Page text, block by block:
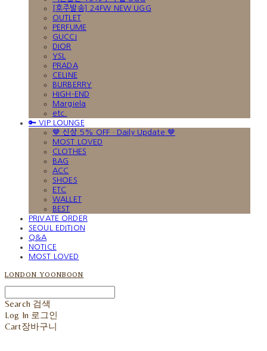
[호주발송] 24FW NEW UGG
OUTLET
PERFUME
GUCCI
DIOR
YSL
PRADA
CELINE
BURBERRY
HIGH-END
Margiela
etc.
🔑 VIP LOUNGE
🤎 신상 5% OFF · Daily Update 🤎
MOST LOVED
CLOTHES
BAG
ACC
SHOES
ETC
WALLET
BEST
PRIVATE ORDER
SEOUL EDITION
Q&A
NOTICE
MOST LOVED
LONDON YOONBOON
Search 검색
Log In 로그인
Cart장바구니